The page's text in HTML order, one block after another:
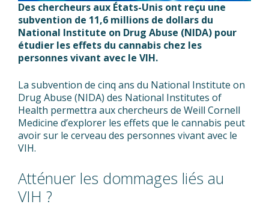
Des chercheurs aux États-Unis ont reçu une
subvention de 11,6 millions de dollars du
National Institute on Drug Abuse (NIDA) pour
étudier les effets du cannabis chez les
personnes vivant avec le VIH.
La subvention de cinq ans du National Institute on
Drug Abuse (NIDA) des National Institutes of
Health permettra aux chercheurs de Weill Cornell
Medicine d’explorer les effets que le cannabis peut
avoir sur le cerveau des personnes vivant avec le
VIH.
Atténuer les dommages liés au
VIH ?